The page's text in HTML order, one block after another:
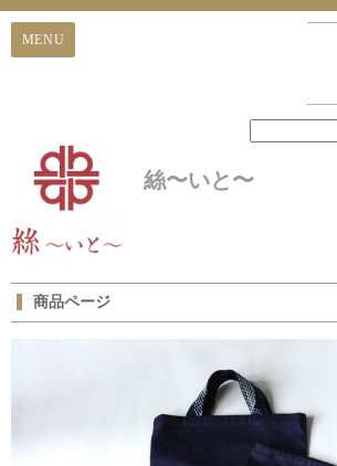
絲〜いと〜
商品ページ